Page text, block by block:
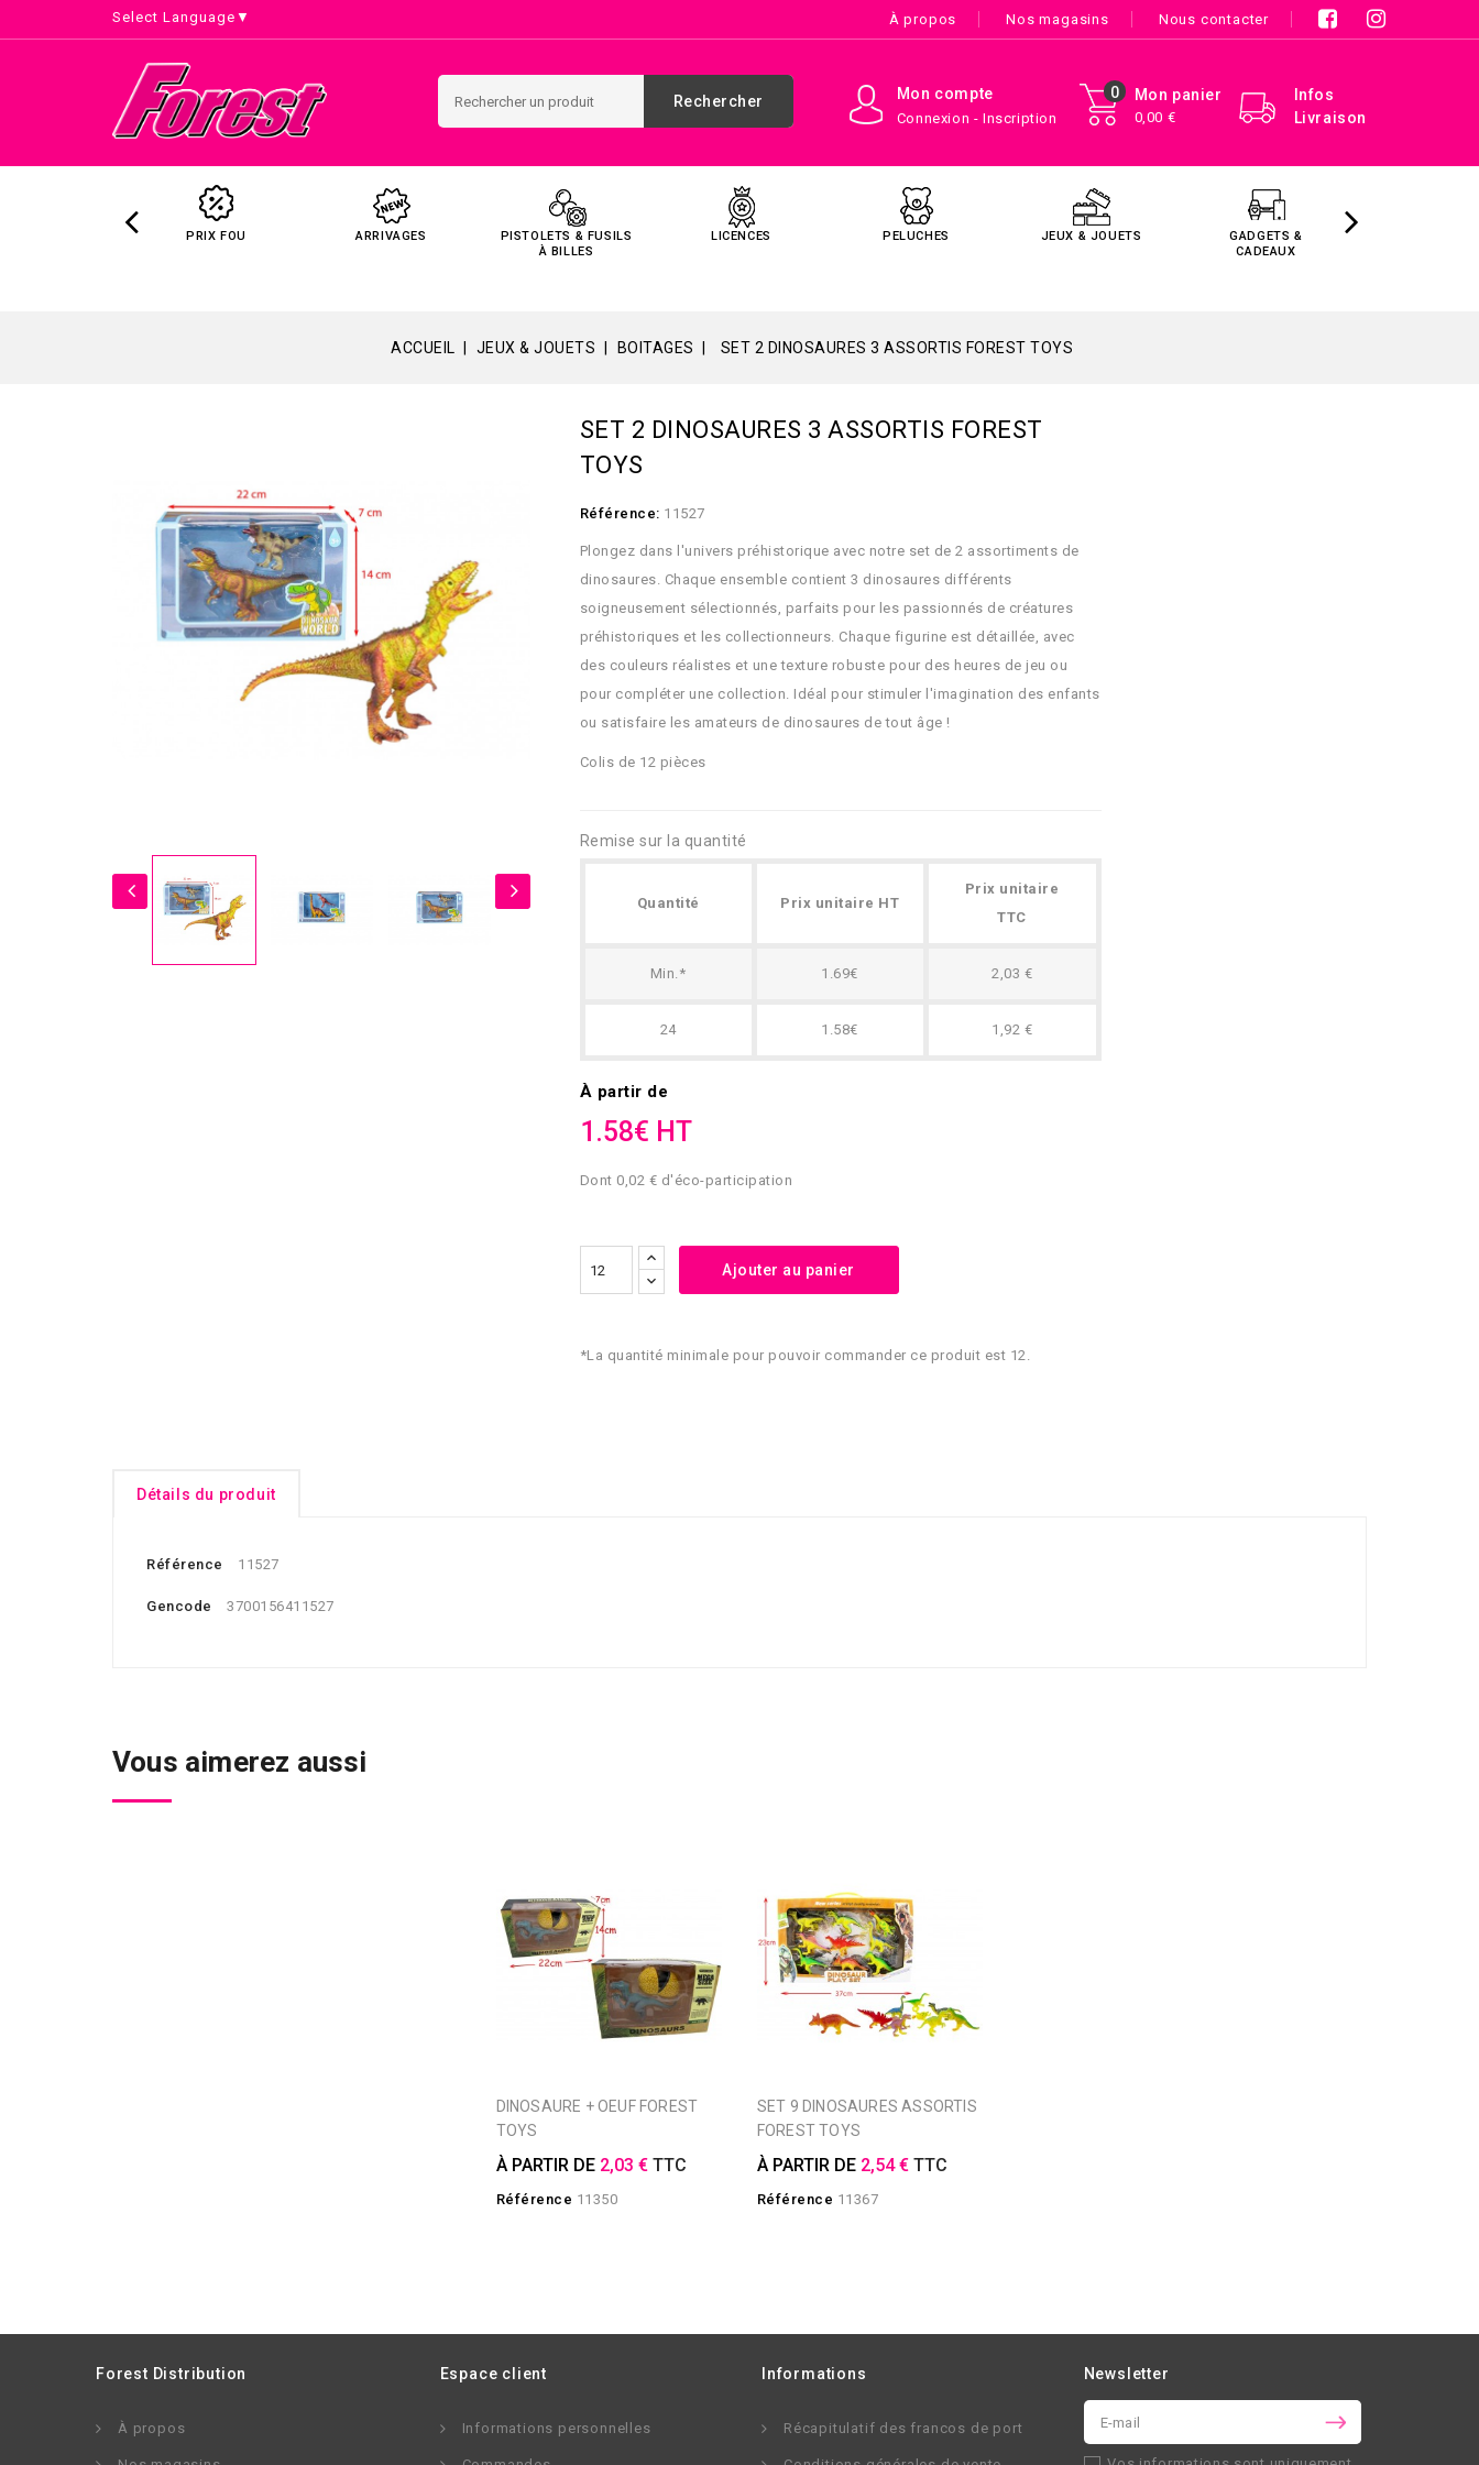
Select Language ▼ À propos Nos magasins Nous contacter
Infos
Livraison
Mon panier
0,00 €
0
Mon compte
Connexion - Inscription
Rechercher
PRIX FOU ARRIVAGES
PISTOLETS & FUSILS
À BILLES
LICENCES PELUCHES JEUX & JOUETS
GADGETS &
CADEAUX
ACCUEIL JEUX & JOUETS BOITAGES SET 2 DINOSAURES 3 ASSORTIS FOREST TOYS
SET 2 DINOSAURES 3 ASSORTIS FOREST
TOYS
Référence: 11527
Plongez dans l'univers préhistorique avec notre set de 2 assortiments de
dinosaures. Chaque ensemble contient 3 dinosaures différents
soigneusement sélectionnés, parfaits pour les passionnés de créatures
préhistoriques et les collectionneurs. Chaque figurine est détaillée, avec
des couleurs réalistes et une texture robuste pour des heures de jeu ou
pour compléter une collection. Idéal pour stimuler l'imagination des enfants
ou satisfaire les amateurs de dinosaures de tout âge !
Colis de 12 pièces
Remise sur la quantité
Quantité Prix unitaire HT
Prix unitaire
TTC
Min.* 1.69€ 2,03 €
24 1.58€ 1,92 €
À partir de
1.58€ HT
Dont 0,02 € d'éco-participation
Ajouter au panier
*La quantité minimale pour pouvoir commander ce produit est 12.
Détails du produit
Référence 11527
Gencode 3700156411527
Vous aimerez aussi
DINOSAURE + OEUF FOREST
TOYS
À PARTIR DE 2,03 € TTC
Référence 11350
SET 9 DINOSAURES ASSORTIS
FOREST TOYS
À PARTIR DE 2,54 € TTC
Référence 11367
Forest Distribution
À propos
Espace client
Informations personnelles
Informations
Récapitulatif des francos de port
Newsletter